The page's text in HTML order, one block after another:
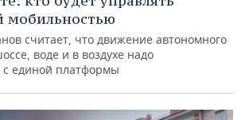
мобильностью
считает, что движение автономного
воде и в воздухе надо
с единой платформы